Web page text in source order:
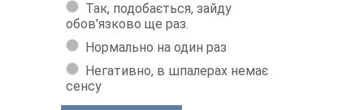
Так, подобається, зайду
обов'язково ще раз.
Нормально на один раз
Негативно, в шпалерах немає
сенсу